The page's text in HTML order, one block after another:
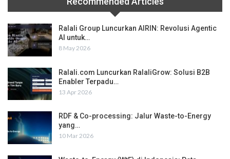
Ralali Group Luncurkan AIRIN: Revolusi Agentic
AI untuk…
8 May 2026
Ralali.com Luncurkan RalaliGrow: Solusi B2B
Enabler Terpadu…
13 Apr 2026
RDF & Co-processing: Jalur Waste-to-Energy
yang…
10 Mar 2026